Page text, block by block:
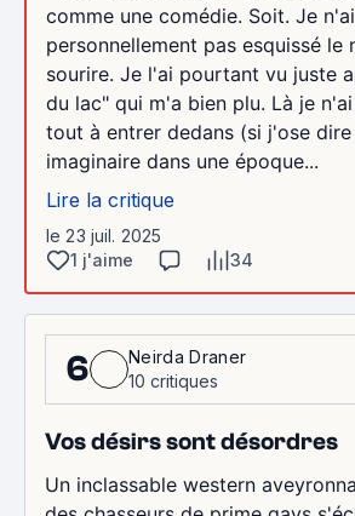
comme une comédie. Soit. Je n'ai
personnellement pas esquissé le
sourire. Je l'ai pourtant vu juste
du lac" qui m'a bien plu. Là je
tout à entrer dedans (si j'ose dire
imaginaire dans une époque...
Lire la critique
le 23 juil. 2025
1 j'aime
34
6
Neirda Draner
10 critiques
Vos désirs sont désordres
Un inclassable western